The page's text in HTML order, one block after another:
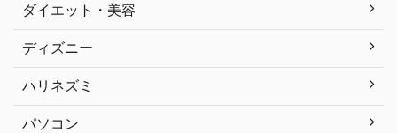
ダイエット・美容
ディズニー
ハリネズミ
パソコン